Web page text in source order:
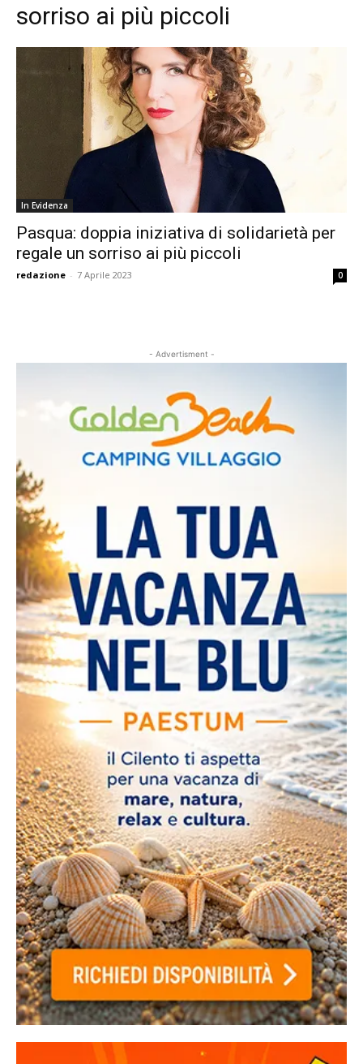
sorriso ai più piccoli
In Evidenza
Pasqua: doppia iniziativa di solidarietà per
regale un sorriso ai più piccoli
redazione - 7 Aprile 2023 0
- Advertisment -